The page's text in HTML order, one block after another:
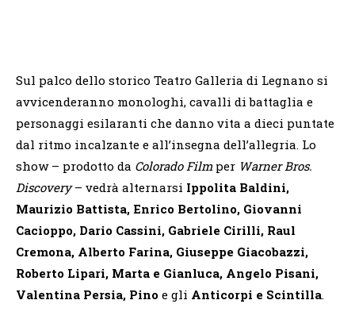
Sul palco dello storico Teatro Galleria di Legnano si
avvicenderanno monologhi, cavalli di battaglia e
personaggi esilaranti che danno vita a dieci puntate
dal ritmo incalzante e all’insegna dell’allegria. Lo
show – prodotto da Colorado Film per Warner Bros.
Discovery– vedrà alternarsi Ippolita Baldini,
Maurizio Battista, Enrico Bertolino, Giovanni
Cacioppo, Dario Cassini, Gabriele Cirilli, Raul
Cremona, Alberto Farina, Giuseppe Giacobazzi,
Roberto Lipari, Marta e Gianluca, Angelo Pisani,
Valentina Persia, Pino e gli Anticorpi e Scintilla.